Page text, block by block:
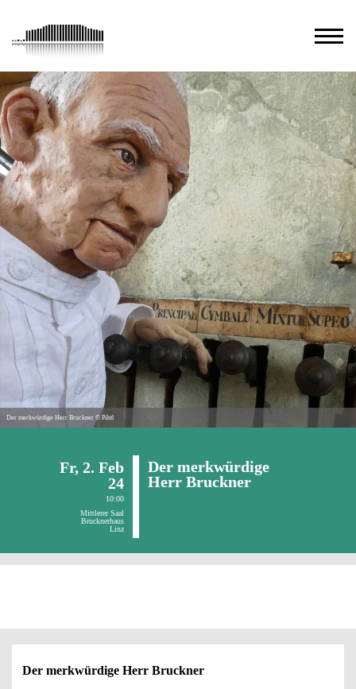
Der merkwürdige Herr Bruckner © Pilstl
Fr, 2. Feb
24
10:00
Mittlerer Saal
Brucknerhaus
Linz
Der merkwürdige
Herr Bruckner
Der merkwürdige Herr Bruckner